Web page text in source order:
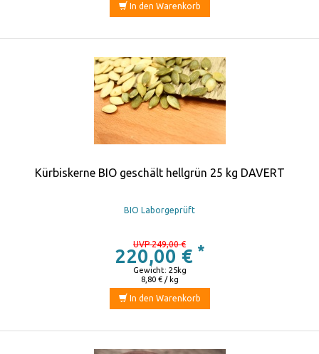
In den Warenkorb
Kürbiskerne BIO geschält hellgrün 25 kg DAVERT
BIO Laborgeprüft
UVP 249,00 €
220,00 € *
8,80 € / kg
Gewicht: 25kg
In den Warenkorb